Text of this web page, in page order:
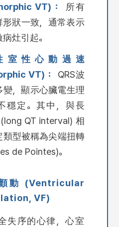
VT)：
所有
形狀一致，通常表示
灶引起。
室性心動過速
VT)：
QRS波
變，顯示心臟電生理
穩定。其中，與長
QT interval) 相
類型被稱為尖端扭轉
de Pointes)。
動 (Ventricular
VF)
失序的心律，心室